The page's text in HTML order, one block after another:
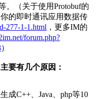
。（关于使用Protobuf的
的即时通讯应用数据传
277-1-1.html ，更多IM的
forum.php?
）
主要有几个原因：
成C++、Java、php等10